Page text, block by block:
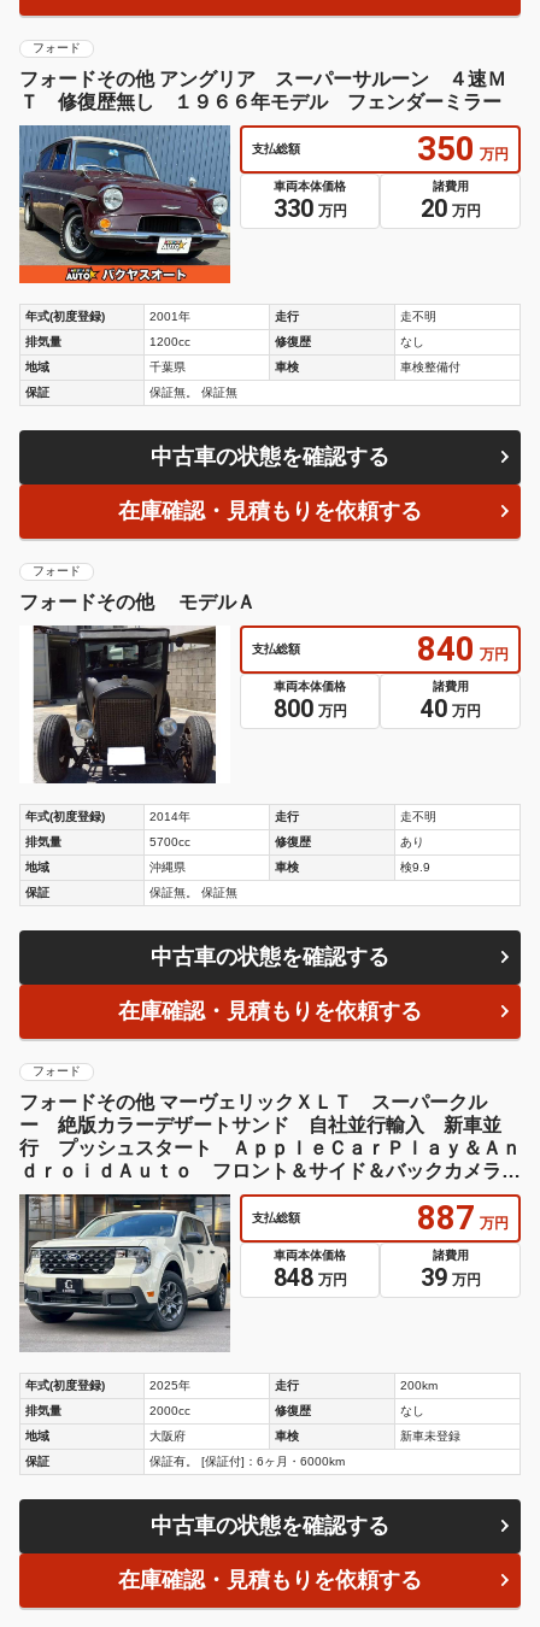
フォード
フォードその他 アングリア スーパーサルーン ４速Ｍ
Ｔ 修復歴無し １９６６年モデル フェンダーミラー
支払総額 350 万円
車両本体価格
330 万円
諸費用
20 万円
年式(初度登録) 2001年 走行
走不明
排気量
1200cc 修復歴
なし
地域
千葉県 車検
車検整備付
保証
保証無。 保証無
中古車の状態を確認する
在庫確認・見積もりを依頼する
フォード
フォードその他 モデルＡ
支払総額 840 万円
車両本体価格
800 万円
諸費用
40 万円
年式(初度登録) 2014年 走行
走不明
排気量
5700cc 修復歴
あり
地域
沖縄県 車検
検9.9
保証
保証無。 保証無
中古車の状態を確認する
在庫確認・見積もりを依頼する
フォード
フォードその他 マーヴェリックＸＬＴ スーパークル
ー 絶版カラーデザートサンド 自社並行輸入 新車並
行 プッシュスタート ＡｐｐｌｅＣａｒＰｌａｙ＆Ａｎ
ｄｒｏｉｄＡｕｔｏ フロント＆サイド＆バックカメラ
ブラインドスポットモニター ＬＥＤヘッドライト
支払総額 887 万円
車両本体価格
848 万円
諸費用
39 万円
年式(初度登録) 2025年 走行
200km
排気量
2000cc 修復歴
なし
地域
大阪府 車検
新車未登録
保証
保証有。 [保証付]：6ヶ月・6000km
中古車の状態を確認する
在庫確認・見積もりを依頼する